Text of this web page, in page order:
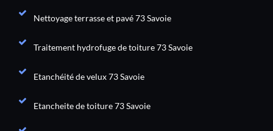
Nettoyage terrasse et pavé 73 Savoie
Traitement hydrofuge de toiture 73 Savoie
Etanchéité de velux 73 Savoie
Etancheite de toiture 73 Savoie